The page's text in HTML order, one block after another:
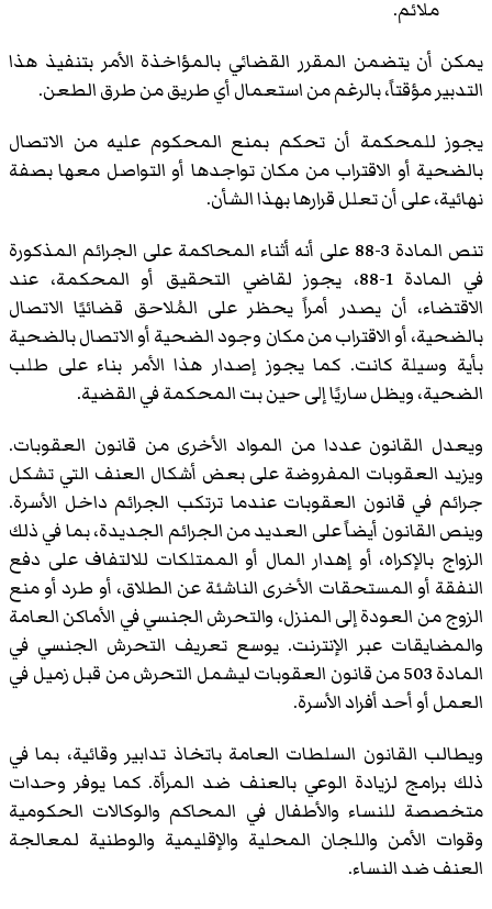
ملائم.
يمكن أن يتضمن المقرر القضائي بالمؤاخذة الأمر بتنفيذ هذا
التدبير مؤقتاً، بالرغم من استعمال أي طريق من طرق الطعن.
يجوز للمحكمة أن تحكم بمنع المحكوم عليه من الاتصال
بالضحية أو الاقتراب من مكان تواجدها أو التواصل معها بصفة
نهائية، على أن تعلل قرارها بهذا الشأن.
تنص المادة 3-88 على أنه أثناء المحاكمة على الجرائم المذكورة
في المادة 1-88، يجوز لقاضي التحقيق أو المحكمة، عند
الاقتضاء، أن يصدر أمراً يحظر على المُلاحق قضائيًا الاتصال
بالضحية، أو الاقتراب من مكان وجود الضحية أو الاتصال بالضحية
بأية وسيلة كانت. كما يجوز إصدار هذا الأمر بناء على طلب
الضحية، ويظل ساريًا إلى حين بت المحكمة في القضية.
ويعدل القانون عددا من المواد الأخرى من قانون العقوبات.
ويزيد العقوبات المفروضة على بعض أشكال العنف التي تشكل
جرائم في قانون العقوبات عندما ترتكب الجرائم داخل الأسرة.
وينص القانون أيضاً على العديد من الجرائم الجديدة، بما في ذلك
الزواج بالإكراه، أو إهدار المال أو الممتلكات للالتفاف على دفع
النفقة أو المستحقات الأخرى الناشئة عن الطلاق، أو طرد أو منع
الزوج من العودة إلى المنزل، والتحرش الجنسي في الأماكن العامة
والمضايقات عبر الإنترنت. يوسع تعريف التحرش الجنسي في
المادة 503 من قانون العقوبات ليشمل التحرش من قبل زميل في
العمل أو أحد أفراد الأسرة.
ويطالب القانون السلطات العامة باتخاذ تدابير وقائية، بما في
ذلك برامج لزيادة الوعي بالعنف ضد المرأة. كما يوفر وحدات
متخصصة للنساء والأطفال في المحاكم والوكالات الحكومية
وقوات الأمن واللجان المحلية والإقليمية والوطنية لمعالجة
العنف ضد النساء.